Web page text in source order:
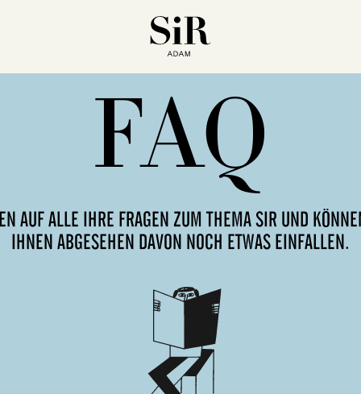
FAQ
AUF ALLE IHRE FRAGEN ZUM THEMA SIR UND
IHNEN ABGESEHEN DAVON NOCH ETWAS EINFALLEN.